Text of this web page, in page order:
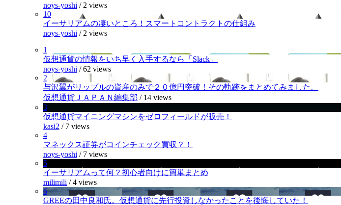
noys-yoshi / 2 views
10
イーサリアムの凄いところ！スマートコントラクトの仕組み
noys-yoshi / 2 views
1
仮想通貨の情報をいち早く入手するなら「Slack」
noys-yoshi /62 views
2
与沢翼がリップルの資産のみで２０億円突破！その軌跡をまとめてみました。
仮想通貨ＪＡＰＡＮ編集部 / 14 views
3
仮想通貨マイニングマシンをゼロフィールドが販売！
kasi2 / 7 views
4
マネックス証券がコインチェック買収？！
noys-yoshi / 7 views
5
イーサリアムって何？初心者向けに簡単まとめ
milimili /4 views
6
GREEの田中良和氏。仮想通貨に先行投資しなかったことを後悔していた！